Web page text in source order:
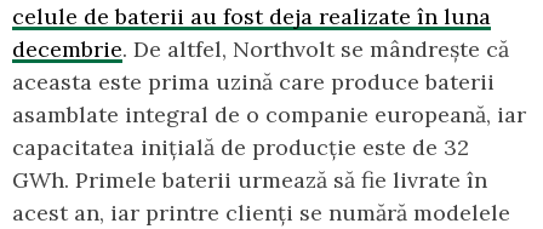
celule de baterii au fost deja realizate în luna
decembrie. De altfel, Northvolt se mândrește că
aceasta este prima uzină care produce baterii
asamblate integral de o companie europeană, iar
capacitatea inițială de producție este de 32
GWh. Primele baterii urmează să fie livrate în
acest an, iar printre clienți se numără modelele